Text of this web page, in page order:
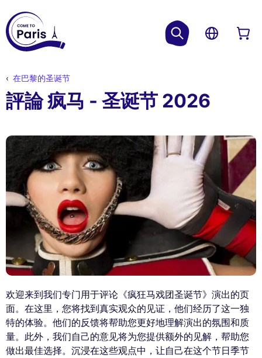
在巴黎的圣诞节
評論 疯马 - 圣诞节 2026
欢迎来到我们专门用于评论《疯狂马戏团圣诞节》演出的页
面。在这里，您将找到真实观众的见证，他们经历了这一独
特的体验。他们的反馈将帮助您更好地理解演出的氛围和质
量。此外，我们自己的意见将为您提供额外的见解，帮助您
做出最佳选择。沉浸在这些观点中，让自己在这个节日季节